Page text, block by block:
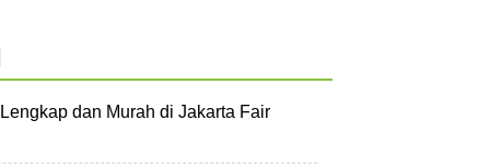
dan Murah di Jakarta Fair